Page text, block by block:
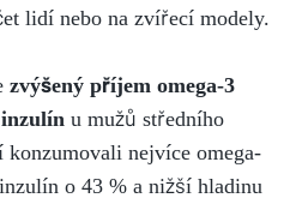
lidí nebo na zvířecí modely.
zvýšený příjem omega-3
u mužů středního
nejvíce omega-
o 43 % a nižší hladinu